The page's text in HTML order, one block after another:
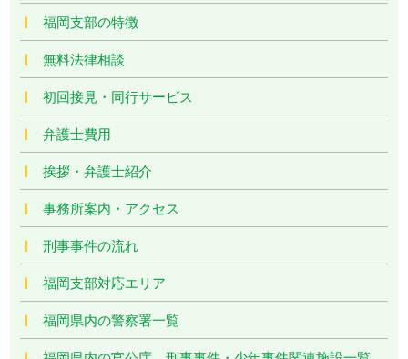
福岡支部の特徴
無料法律相談
初回接見・同行サービス
弁護士費用
挨拶・弁護士紹介
事務所案内・アクセス
刑事事件の流れ
福岡支部対応エリア
福岡県内の警察署一覧